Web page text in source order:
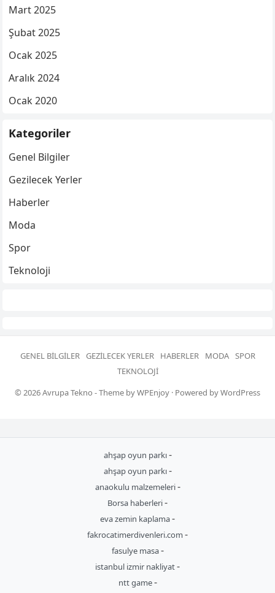
Mart 2025
Şubat 2025
Ocak 2025
Aralık 2024
Ocak 2020
Kategoriler
Genel Bilgiler
Gezilecek Yerler
Haberler
Moda
Spor
Teknoloji
GENEL BILGILER GEZILECEK YERLER HABERLER MODA SPOR
TEKNOLOJI
© 2026Avrupa Tekno - Theme byWPEnjoy · Powered byWordPress
ahşap oyun parkı-
ahşap oyun parkı-
anaokulu malzemeleri-
Borsa haberleri-
eva zemin kaplama-
fakrocatimerdivenleri.com -
fasulye masa-
istanbul izmir nakliyat-
ntt game-